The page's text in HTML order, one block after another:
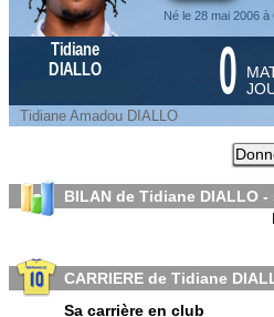
Né le 28 mai 2006 à
Tidiane
DIALLO
0
Tidiane Amadou DIALLO
BILAN de Tidiane DIALLO -
CARRIERE de Tidiane
Sa carrière en club